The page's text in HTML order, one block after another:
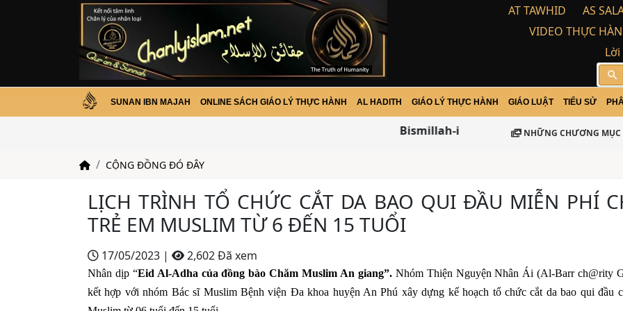
AT TAWHID AS
VIDEO THỰC
search
SUNAN IBN MAJAH ONLINE SÁCH GIÁO LÝ THỰC HÀNH AL HADITH GIÁO LÝ THỰC HÀNH GIÁO LUẬT TIỂU SỬ
Bismillah-ir Rohman-ir Rohim / Assalamu
NHỮNG CHƯƠNG MỤC
CỘNG ĐỒNG ĐÓ ĐÂY
LỊCH TRÌNH TỔ CHỨC CẮT DA BAO QUI ĐẦU MIỄN PHÍ
TRẺ EM MUSLIM TỪ 6 ĐẾN 15 TUỔI
17/05/2023 | 2,602 Đã xem
Nhân dịp “Eid Al-Adha của đồng bào Chăm Muslim An giang”.Nhóm Thiện Nguyện Nhân Ái (Al-Barr ch@rity
kết hợp với nhóm Bác sĩ Muslim Bệnh viện Đa khoa huyện An Phú xây dựng kế hoạch tổ chức cắt da bao qui đầu